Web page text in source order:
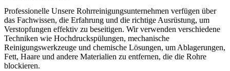
Professionelle Unsere Rohrreinigungsunternehmen verfügen über
das Fachwissen, die Erfahrung und die richtige Ausrüstung, um
Verstopfungen effektiv zu beseitigen. Wir verwenden verschiedene
Techniken wie Hochdruckspülungen, mechanische
Reinigungswerkzeuge und chemische Lösungen, um Ablagerungen,
Fett, Haare und andere Materialien zu entfernen, die die Rohre
blockieren.